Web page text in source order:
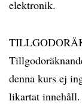
elektronik.
denna kurs ej
likartat innehåll.